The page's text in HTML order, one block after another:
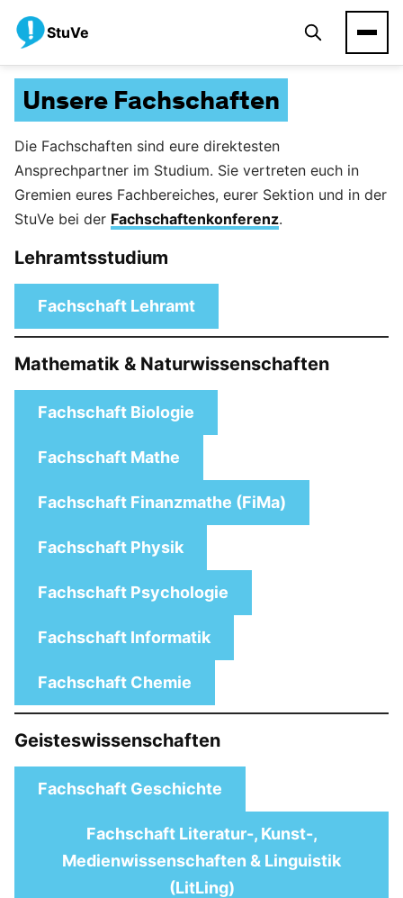
StuVe
Unsere Fachschaften
Die Fachschaften sind eure direktesten
Ansprechpartner im Studium. Sie vertreten euch in
Gremien eures Fachbereiches, eurer Sektion und in der
StuVe bei der Fachschaftenkonferenz.
Lehramtsstudium
Fachschaft Lehramt
Mathematik & Naturwissenschaften
Fachschaft Biologie
Fachschaft Mathe
Fachschaft Finanzmathe (FiMa)
Fachschaft Physik
Fachschaft Psychologie
Fachschaft Informatik
Fachschaft Chemie
Geisteswissenschaften
Fachschaft Geschichte
Fachschaft Literatur-, Kunst-,
Medienwissenschaften & Linguistik
(LitLing)